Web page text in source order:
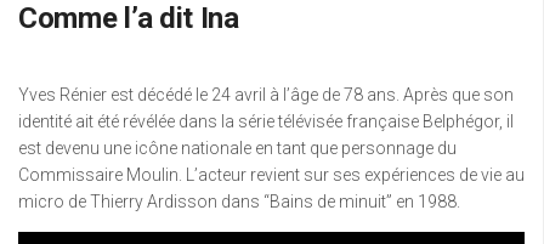
Comme l’a dit Ina
Yves Rénier est décédé le 24 avril à l’âge de 78 ans. Après que son
identité ait été révélée dans la série télévisée française Belphégor, il
est devenu une icône nationale en tant que personnage du
Commissaire Moulin. L’acteur revient sur ses expériences de vie au
micro de Thierry Ardisson dans “Bains de minuit” en 1988.